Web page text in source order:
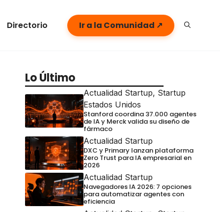
Directorio Ir a la Comunidad ↗
Lo Último
Actualidad Startup, Startup
Estados Unidos
Stanford coordina 37.000 agentes
de IA y Merck valida su diseño de
fármaco
Actualidad Startup
DXC y Primary lanzan plataforma
Zero Trust para IA empresarial en
2026
Actualidad Startup
Navegadores IA 2026: 7 opciones
para automatizar agentes con
eficiencia